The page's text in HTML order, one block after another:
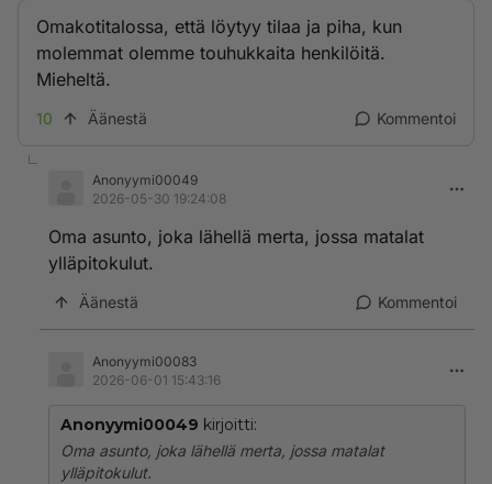
Omakotitalossa, että löytyy tilaa ja piha, kun
molemmat olemme touhukkaita henkilöitä.
Mieheltä.
10 Äänestä Kommentoi
Anonyymi00049
2026-05-30 19:24:08
Oma asunto, joka lähellä merta, jossa matalat
ylläpitokulut.
Äänestä Kommentoi
Anonyymi00083
2026-06-01 15:43:16
Anonyymi00049 kirjoitti:
Oma asunto, joka lähellä merta, jossa matalat
ylläpitokulut.